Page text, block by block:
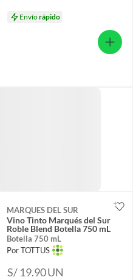
Envíorápido
MARQUES DEL SUR
Vino Tinto Marqués del Sur
Roble Blend Botella 750 mL
Botella 750 mL
Por TOTTUS
S/ 19.90UN